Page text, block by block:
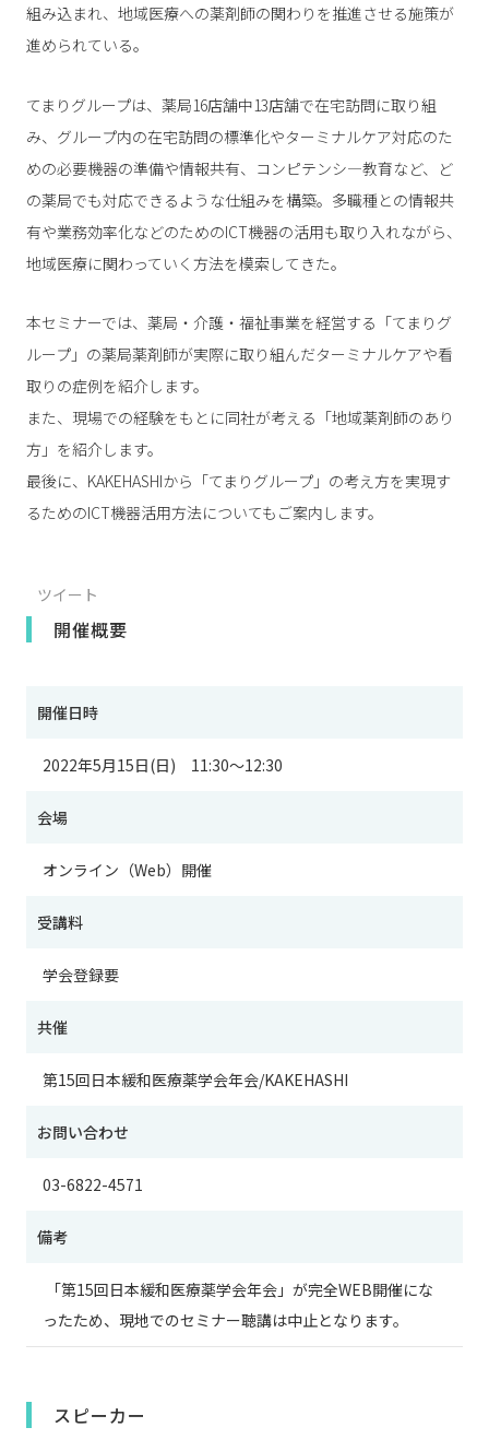
組み込まれ、地域医療への薬剤師の関わりを推進させる施策が
進められている。
てまりグループは、薬局16店舗中13店舗で在宅訪問に取り組
み、グループ内の在宅訪問の標準化やターミナルケア対応のた
めの必要機器の準備や情報共有、コンピテンシ―教育など、ど
の薬局でも対応できるような仕組みを構築。多職種との情報共
有や業務効率化などのためのICT機器の活用も取り入れながら、
地域医療に関わっていく方法を模索してきた。
本セミナーでは、薬局・介護・福祉事業を経営する「てまりグ
ループ」の薬局薬剤師が実際に取り組んだターミナルケアや看
取りの症例を紹介します。
また、現場での経験をもとに同社が考える「地域薬剤師のあり
方」を紹介します。
最後に、KAKEHASHIから「てまりグループ」の考え方を実現す
るためのICT機器活用方法についてもご案内します。
ツイート
開催概要
開催日時
2022年5月15日(日) 11:30～12:30
会場
オンライン（Web）開催
受講料
学会登録要
共催
第15回日本緩和医療薬学会年会/KAKEHASHI
お問い合わせ
03-6822-4571
備考
「第15回日本緩和医療薬学会年会」が完全WEB開催にな
ったため、現地でのセミナー聴講は中止となります。
スピーカー